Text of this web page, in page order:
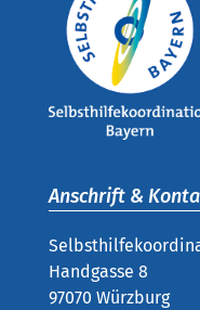
Anschrift &
Handgasse 8
97070 Würzburg